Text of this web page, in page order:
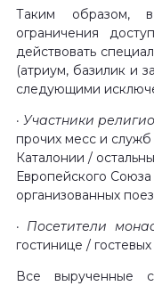
Таким образом,
ограничения
действовать
(атриум, базилик и
следующими
· Участники
прочих месс и
Каталонии /
Европейского
организованных
· Посетители
гостинице /
Все вырученные